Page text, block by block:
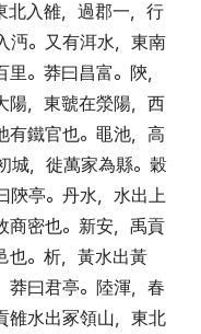
北入雒， 過郡一， 行
沔。 又有洱水， 東南
里。 莽曰昌富。 陝，
陽， 東虢在滎陽， 西
有鐵官也。 黽池， 高
城， 徙萬家為縣。 穀
陝亭。 丹水， 水出上
商密也。 新安， 禹貢
也。 析， 黃水出黃
莽曰君亭。 陸渾， 春
雒水出冢領山， 東北